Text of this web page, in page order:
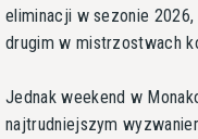
eliminacji w sezonie
drugim w mistrzostwach
Jednak weekend w
najtrudniejszym